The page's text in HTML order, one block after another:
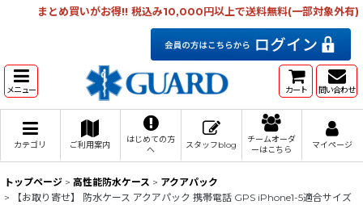
まとめ買いがお得!! 税込み10,000円以上で送料無料(一部対象外有)
メニュー カート 問い合わせ
カテゴリ ご利用案内
はじめての方
へ
スタッフblog
チームオーダ
ーはこちら
マイページ
トップページ > 高性能防水ケース > アクアパック
>
【お取り寄せ】 防水ケース アクアパック 携帯電話 GPS iPhone1-5適合サイズ